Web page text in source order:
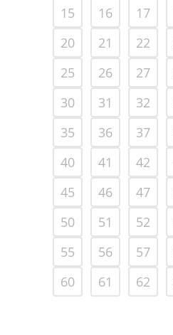
15
16 17
20
21 22
25
26 27
30
31 32
35
36 37
40
41 42
45
46 47
50
51 52
55
56 57
60
61 62